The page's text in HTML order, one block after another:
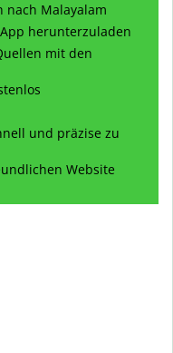
nach Malayalam
herunterzuladen
mit den
und präzise zu
Website